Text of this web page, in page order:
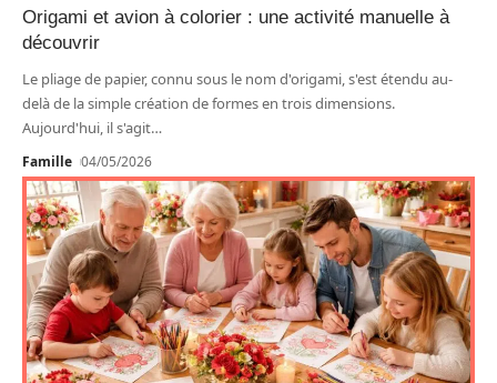
Origami et avion à colorier : une activité manuelle à
découvrir
Le pliage de papier, connu sous le nom d'origami, s'est étendu au-
delà de la simple création de formes en trois dimensions.
Aujourd'hui, il s'agit…
Famille 04/05/2026